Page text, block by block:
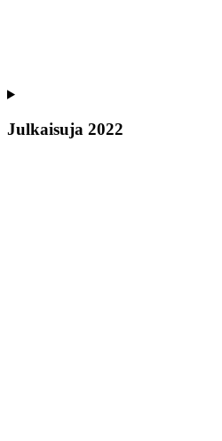
Julkaisuja 2022